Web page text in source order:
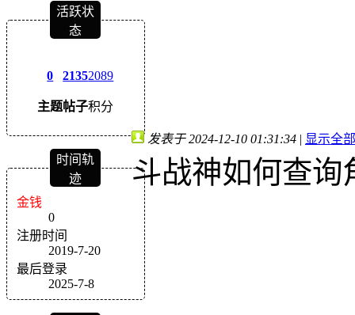
活跃状
态
0
主题
2135
帖子
2089
积分
时间轨
迹
金钱
0
注册时间
2019-7-20
最后登录
2025-7-8
发表于 2024-12-10 01:31:34 | 显示全
斗战神如何查询